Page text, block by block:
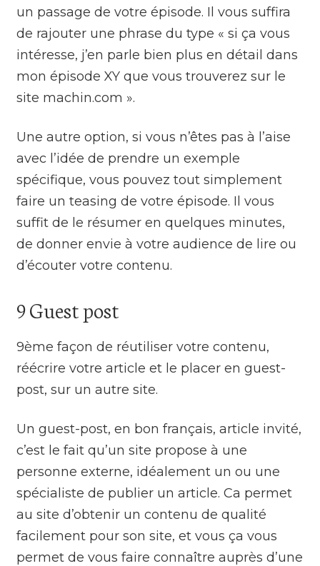
un passage de votre épisode. Il vous suffira
de rajouter une phrase du type « si ça vous
intéresse, j’en parle bien plus en détail dans
mon épisode XY que vous trouverez sur le
site machin.com ».
Une autre option, si vous n’êtes pas à l’aise
avec l’idée de prendre un exemple
spécifique, vous pouvez tout simplement
faire un teasing de votre épisode. Il vous
suffit de le résumer en quelques minutes,
de donner envie à votre audience de lire ou
d’écouter votre contenu.
9 Guest post
9ème façon de réutiliser votre contenu,
réécrire votre article et le placer en guest-
post, sur un autre site.
Un guest-post, en bon français, article invité,
c’est le fait qu’un site propose à une
personne externe, idéalement un ou une
spécialiste de publier un article. Ca permet
au site d’obtenir un contenu de qualité
facilement pour son site, et vous ça vous
permet de vous faire connaître auprès d’une